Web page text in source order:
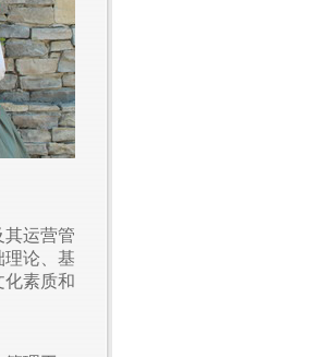
其运营管
理论、基
化素质和